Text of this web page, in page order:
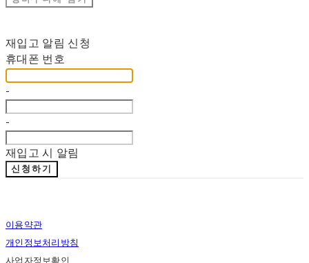
재입고 알림 신청
휴대폰 번호
-
-
재입고 시 알림
신청하기
이용약관
개인정보처리방침
사업자정보확인